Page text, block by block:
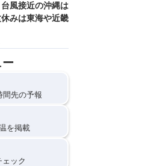
風接近の沖縄は
みは東海や近畿
間先の予報
を掲載
ック